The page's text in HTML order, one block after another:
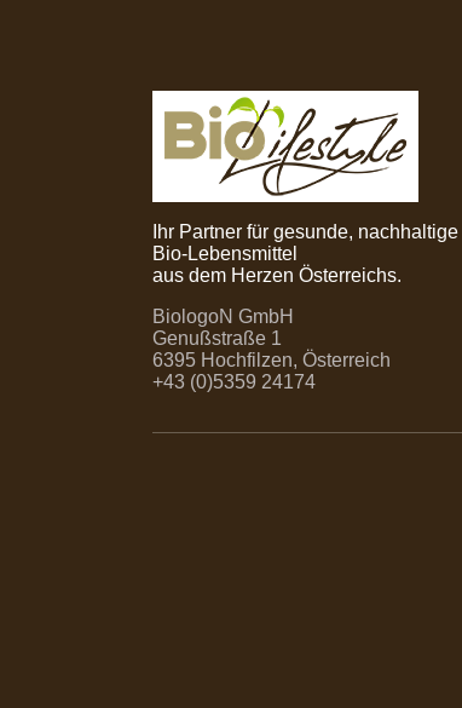
Ihr Partner für gesunde, nachhaltige
Bio-Lebensmittel
aus dem Herzen Österreichs.
BiologoN GmbH
Genußstraße 1
6395 Hochfilzen, Österreich
+43 (0)5359 24174